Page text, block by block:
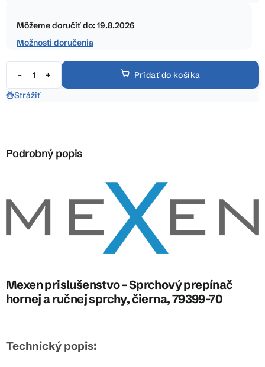
cena:
Môžeme doručiť do:19.8.2026
Možnosti doručenia
Pridať do košíka
Strážiť
Podrobný popis
Mexen prislušenstvo - Sprchový prepínač
hornej a ručnej sprchy, čierna, 79399-70
Technický popis: